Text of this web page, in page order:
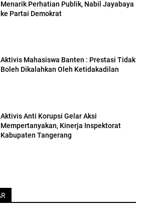
Menarik Perhatian Publik, Nabil Jayabaya
ke Partai Demokrat
Aktivis Mahasiswa Banten : Prestasi Tidak
Boleh Dikalahkan Oleh Ketidakadilan
Aktivis Anti Korupsi Gelar Aksi
Mempertanyakan, Kinerja Inspektorat
Kabupaten Tangerang